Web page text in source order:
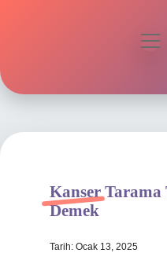
Hakkımızda
Kanser Tarama
Demek
Tarih: Ocak 13, 2025